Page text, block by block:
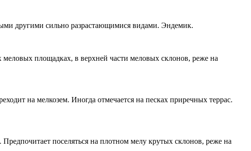
другими сильно разрастающимися видами. Эндемик.
площадках, в верхней части меловых склонов, реже на
на мелкозем. Иногда отмечается на песках приречных террас.
поселяться на плотном мелу крутых склонов, реже на